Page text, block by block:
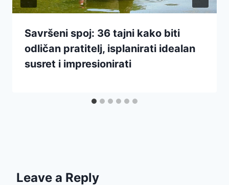
Savršeni spoj: 36 tajni kako biti
odličan pratitelj, isplanirati idealan
susret i impresionirati
Leave a Reply